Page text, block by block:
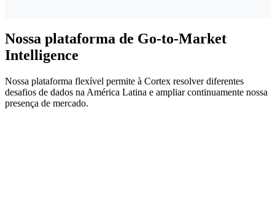
Intelligence
Nossa plataforma flexível permite à Cortex resolver diferentes
presença de mercado.